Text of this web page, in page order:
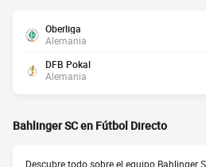
Oberliga
Alemania
DFB Pokal
Alemania
Bahlinger SC en Fútbol Directo
Descubre todo sobre el equipo Bahlinger